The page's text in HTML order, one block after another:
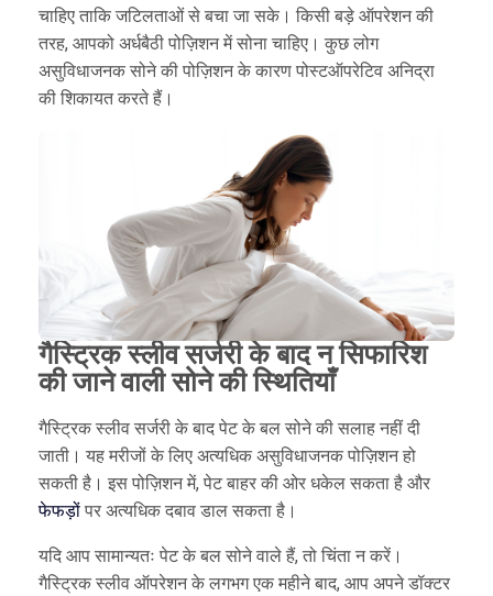
चाहिए ताकि जटिलताओं से बचा जा सके। किसी बड़े ऑपरेशन की
तरह, आपको अर्धबैठी पोज़िशन में सोना चाहिए। कुछ लोग
असुविधाजनक सोने की पोज़िशन के कारण पोस्टऑपरेटिव अनिद्रा
की शिकायत करते हैं।
गैस्ट्रिक स्लीव सर्जरी के बाद न सिफारिश
की जाने वाली सोने की स्थितियाँ
गैस्ट्रिक स्लीव सर्जरी के बाद पेट के बल सोने की सलाह नहीं दी
जाती। यह मरीजों के लिए अत्यधिक असुविधाजनक पोज़िशन हो
सकती है। इस पोज़िशन में, पेट बाहर की ओर धकेल सकता है और
फेफड़ोंपर अत्यधिक दबाव डाल सकता है।
यदि आप सामान्यतः पेट के बल सोने वाले हैं, तो चिंता न करें।
गैस्ट्रिक स्लीव ऑपरेशन के लगभग एक महीने बाद, आप अपने डॉक्टर